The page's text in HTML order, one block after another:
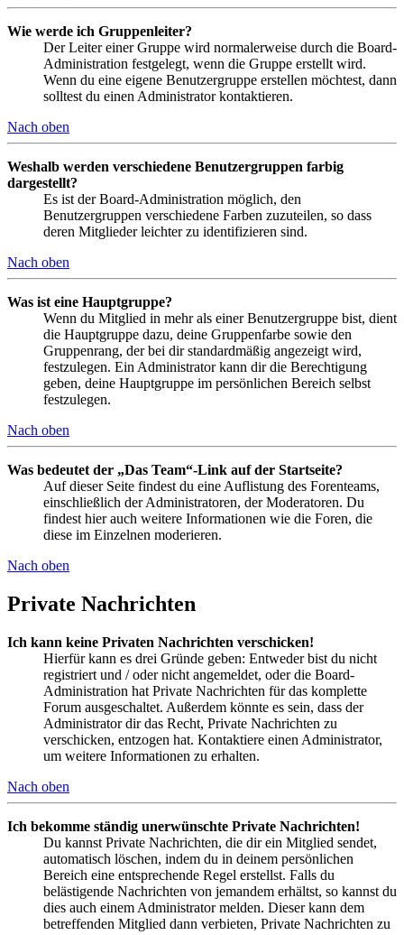
Wie werde ich Gruppenleiter?
Der Leiter einer Gruppe wird normalerweise durch die Board-
Administration festgelegt, wenn die Gruppe erstellt wird.
Wenn du eine eigene Benutzergruppe erstellen möchtest, dann
solltest du einen Administrator kontaktieren.
Nach oben
Weshalb werden verschiedene Benutzergruppen farbig
dargestellt?
Es ist der Board-Administration möglich, den
Benutzergruppen verschiedene Farben zuzuteilen, so dass
deren Mitglieder leichter zu identifizieren sind.
Nach oben
Was ist eine Hauptgruppe?
Wenn du Mitglied in mehr als einer Benutzergruppe bist, dient
die Hauptgruppe dazu, deine Gruppenfarbe sowie den
Gruppenrang, der bei dir standardmäßig angezeigt wird,
festzulegen. Ein Administrator kann dir die Berechtigung
geben, deine Hauptgruppe im persönlichen Bereich selbst
festzulegen.
Nach oben
Was bedeutet der „Das Team“-Link auf der Startseite?
Auf dieser Seite findest du eine Auflistung des Forenteams,
einschließlich der Administratoren, der Moderatoren. Du
findest hier auch weitere Informationen wie die Foren, die
diese im Einzelnen moderieren.
Nach oben
Private Nachrichten
Ich kann keine Privaten Nachrichten verschicken!
Hierfür kann es drei Gründe geben: Entweder bist du nicht
registriert und / oder nicht angemeldet, oder die Board-
Administration hat Private Nachrichten für das komplette
Forum ausgeschaltet. Außerdem könnte es sein, dass der
Administrator dir das Recht, Private Nachrichten zu
verschicken, entzogen hat. Kontaktiere einen Administrator,
um weitere Informationen zu erhalten.
Nach oben
Ich bekomme ständig unerwünschte Private Nachrichten!
Du kannst Private Nachrichten, die dir ein Mitglied sendet,
automatisch löschen, indem du in deinem persönlichen
Bereich eine entsprechende Regel erstellst. Falls du
belästigende Nachrichten von jemandem erhältst, so kannst du
dies auch einem Administrator melden. Dieser kann dem
betreffenden Mitglied dann verbieten, Private Nachrichten zu